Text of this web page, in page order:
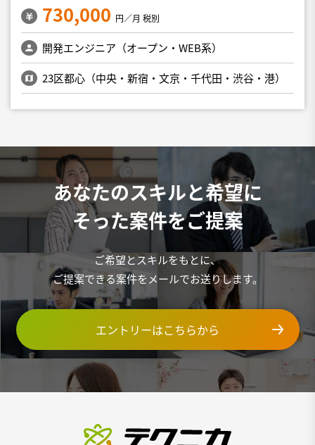
730,000 円／月 税別
開発エンジニア（オープン・WEB系）
23区都心（中央・新宿・文京・千代田・渋谷・港）
あなたのスキルと希望に
そった案件をご提案
ご希望とスキルをもとに、
ご提案できる案件をメールでお送りします。
エントリーはこちらから